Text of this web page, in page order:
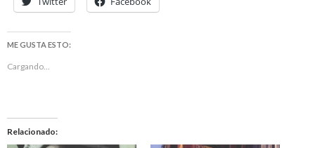
ME GUSTA ESTO:
Cargando...
Relacionado